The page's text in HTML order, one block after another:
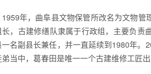
1959年，曲阜县文物保管所改名为文物
长，古建修缮队隶属于行政组，主要负责
名副县长兼任，并一直延续到1980年
弟当中，葛春田是唯一一个古建维修工匠